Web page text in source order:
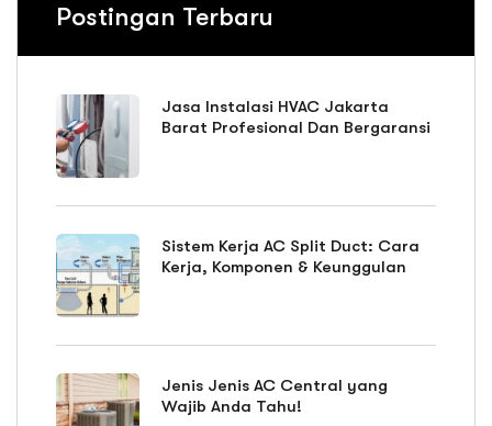
Postingan Terbaru
Jasa Instalasi HVAC Jakarta
Barat Profesional Dan Bergaransi
Sistem Kerja AC Split Duct: Cara
Kerja, Komponen & Keunggulan
Jenis Jenis AC Central yang
Wajib Anda Tahu!